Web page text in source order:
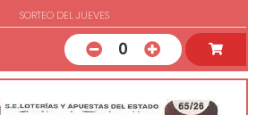
SORTEO DEL JUEVES
0